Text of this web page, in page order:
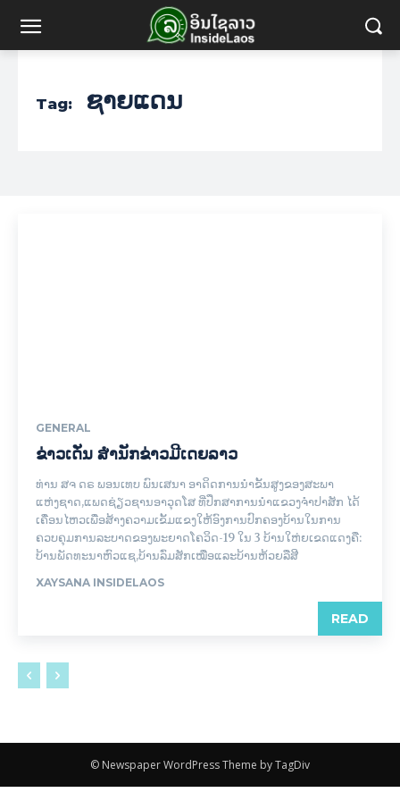
Tag: ຊາຍແດນ
GENERAL
ຂ່າວເດັ່ນ ສຳນັກຂ່າວມີເດຍລາວ
ທ່ານ ສຈ ດຣ ພອນເທບ ພົນເສນາ ອາດິດການນໍາຂັ້ນສູງຂອງສະພາ
ແຫ່ງຊາດ,ແພດຊ່ຽວຊານອາວຸດໂສ ທີ່ປຶກສາການນໍາແຂວງຈຳປາສັກ ໄດ້
ເຄື່ອນໄຫວເພື່ອສ້າງຄວາມເຂັ້ມແຂງໃຫ້ອົງການປົກຄອງບ້ານໃນການ
ຄວບຄຸມການລະບາດຂອງພະຍາດໂຄວິດ-19 ໃນ 3 ບ້ານໃຫ່ຍເຂດແດງຄື:
ບ້ານພັດທະນາຫົວແຊ,ບ້ານລົ່ມສັກເໝືອແລະບ້ານຫ້ວຍລືສີ
XAYSANA INSIDELAOS
READ
© Newspaper WordPress Theme by TagDiv